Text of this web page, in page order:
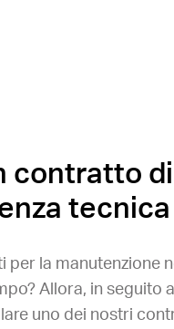
contratto di
tecnica
la manutenzione
Allora, in seguito
uno dei nostri